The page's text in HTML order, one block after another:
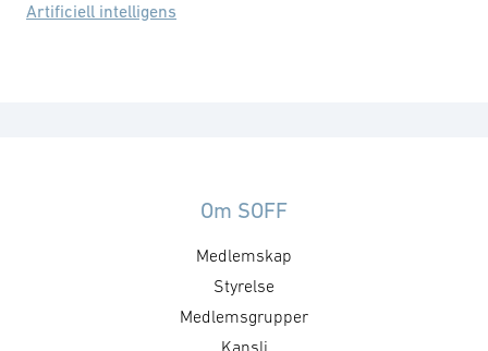
Artificiell intelligens
Om SOFF
Medlemskap
Styrelse
Medlemsgrupper
Kansli